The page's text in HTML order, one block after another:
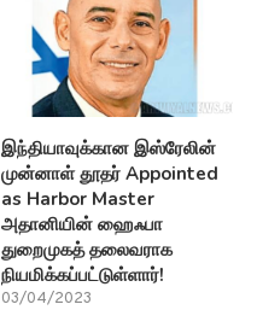
இந்தியாவுக்கான இஸ்ரேலின்
முன்னாள் தூதர் Appointed
as Harbor Master
அதானியின் ஹைஃபா
துறைமுகத் தலைவராக
நியமிக்கப்பட்டுள்ளார்!
03/04/2023